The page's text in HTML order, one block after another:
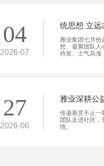
04
2026-07
统思想 立远
雅业集团七月份
想、凝聚团队人
待发、士气高涨
27
2026-06
雅业深耕公
传递善意不止一
团队走进社区
情。